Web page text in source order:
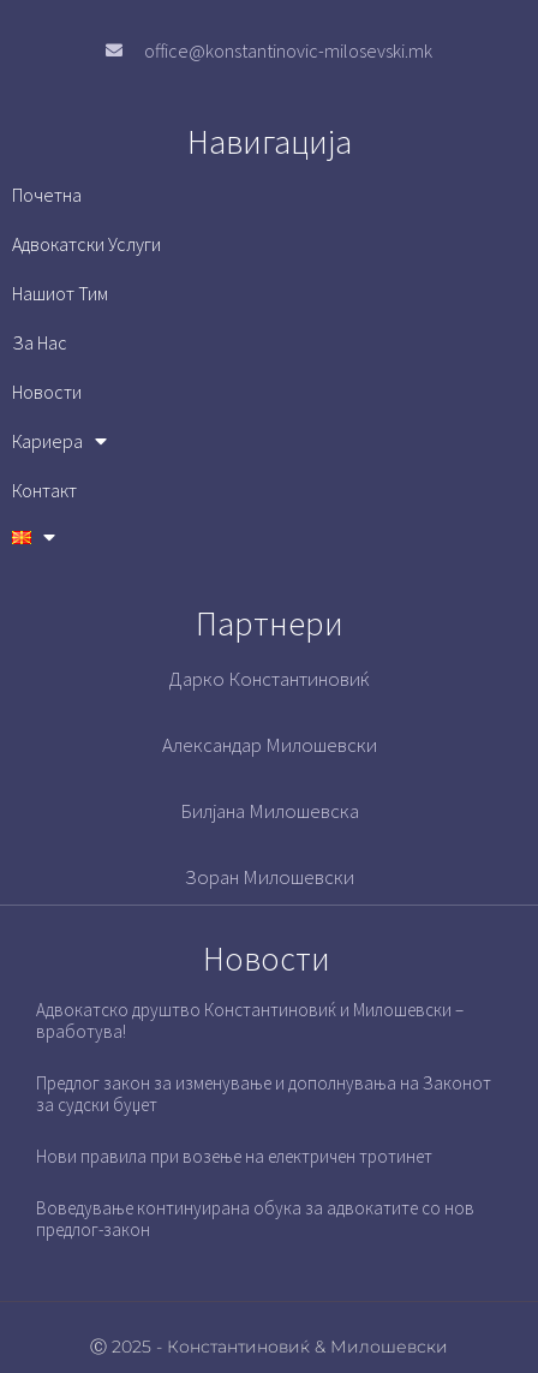
office@konstantinovic-milosevski.mk
Навигација
Почетна
Адвокатски Услуги
Нашиот Тим
За Нас
Новости
Кариера
Контакт
Партнери
Дарко Константиновиќ
Александар Милошевски
Билјана Милошевска
Зоран Милошевски
Новости
Адвокатско друштво Константиновиќ и Милошевски –
вработува!
Предлог закон за изменување и дополнувања на Законот
за судски буџет
Нови правила при возење на електричен тротинет
Воведување континуирана обука за адвокатите со нов
предлог-закон
Ⓒ 2025 - Константиновиќ & Милошевски